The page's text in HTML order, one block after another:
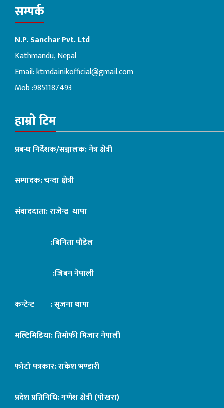
सम्पर्क
N.P. Sanchar Pvt. Ltd
Kathmandu, Nepal
Email:ktmdainikofficial@gmail.com
Mob :9851187493
हाम्रो टिम
प्रबन्ध निर्देशक/सञ्चालक: नेत्र क्षेत्री
सम्पादक: चन्दा क्षेत्री
संवाददाता: राजेन्द्र थापा
:बिनिता पौडेल
:जिबन नेपाली
कन्टेन्ट : सृजना थापा
मल्टिमिडिया: तिमोफी मिजार नेपाली
फोटो पत्रकार: राकेश भण्डारी
प्रदेश प्रतिनिधि: गणेश क्षेत्री (पोखरा)